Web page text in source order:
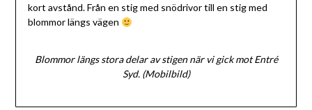
kort avstånd. Från en stig med snödrivor till en stig med
blommor längs vägen
Blommor längs stora delar av stigen när vi gick mot Entré
Syd. (Mobilbild)